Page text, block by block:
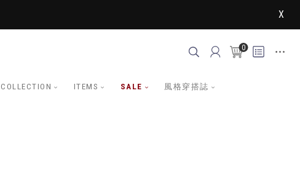
X
0
COLLECTION ITEMS SALE 風格穿搭誌